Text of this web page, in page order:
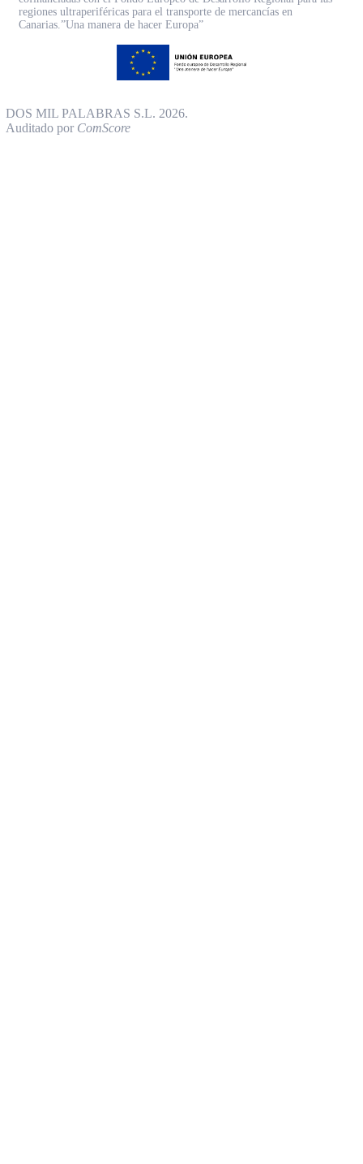
regiones ultraperiféricas para el transporte de mercancías en
Canarias.”Una manera de hacer Europa”
DOS MIL PALABRAS S.L. 2026.
Auditado por ComScore